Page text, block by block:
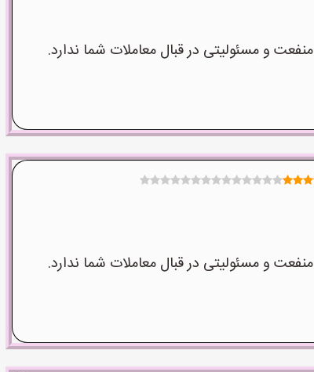
و مسئولیتی در قبال معاملات شما ندارد.
و مسئولیتی در قبال معاملات شما ندارد.